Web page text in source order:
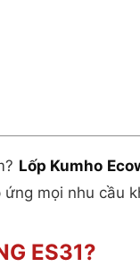
Lốp Kumho
mọi nhu cầu
ES31?